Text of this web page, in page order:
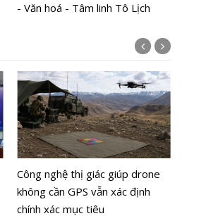
- Văn hoá - Tâm linh Tô Lịch
Công nghệ thị giác giúp drone
không cần GPS vẫn xác định
chính xác mục tiêu